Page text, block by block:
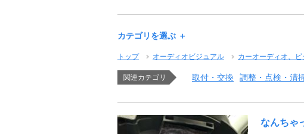
カテゴリを選ぶ ＋
トップ オーディオビジュアル カーオーディオ、
関連カテゴリ 取付・交換 調整・点検・清
なんちゃ